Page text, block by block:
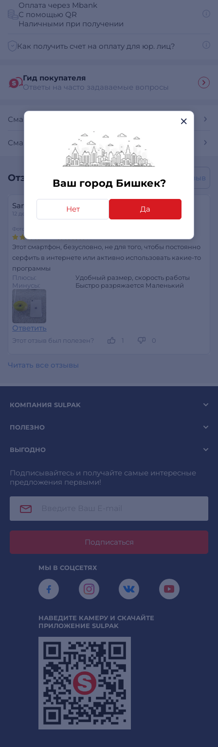
Ваш город Бишкек?
Нет Да
Оплата через Mbank
С помощью QR
Наличными при получении
Как получить счет на оплату для юр. лиц?
Гид покупателя
Ответы на часто задаваемые вопросы
Смартфоны
Смартфоны Apple
Отзывы покупателей Написать отзыв
Sanzhar
12 декабря 2021
Фотокамера
Этот смартфон, безусловно, не для того, чтобы постоянно
серфить в интернете или активно использовать какие-то
программы
Плюсы:
Удобный размер, скорость работы
Минусы:
Быстро разряжается Маленький
Ответить
Этот отзыв был полезен? 1 0
Читать все отзывы
КОМПАНИЯ SULPAK
ПОЛЕЗНО
ВЫГОДНО
Подписывайтесь и получайте самые интересные
предложения первыми!
Подписаться
МЫ В СОЦСЕТЯХ
НАВЕДИТЕ КАМЕРУ И СКАЧАЙТЕ
ПРИЛОЖЕНИЕ SULPAK